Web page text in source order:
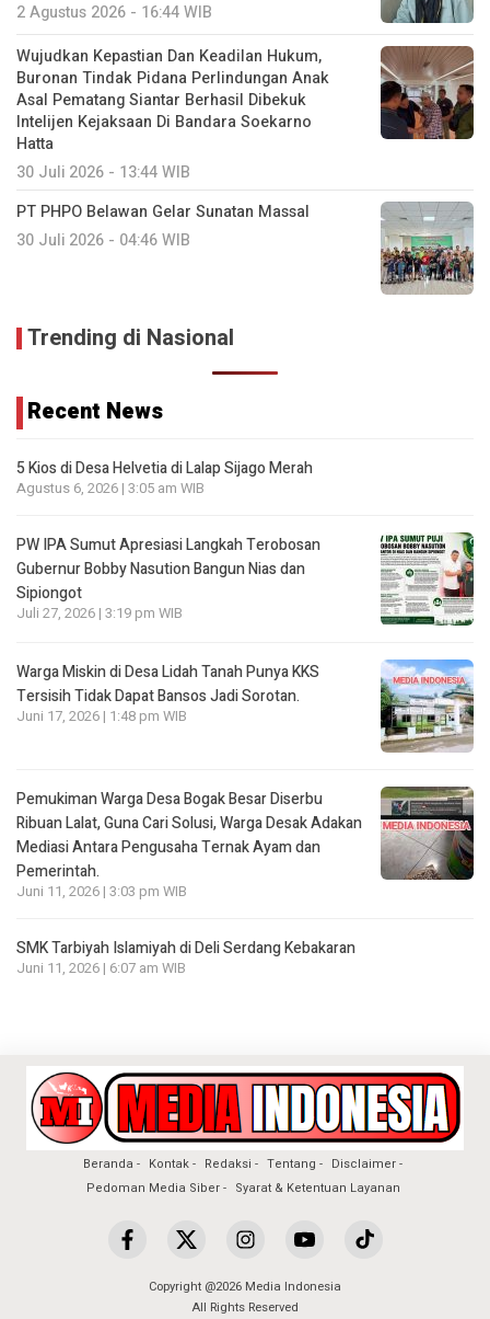
2 Agustus 2026 - 16:44 WIB
Wujudkan Kepastian Dan Keadilan Hukum,
Buronan Tindak Pidana Perlindungan Anak
Asal Pematang Siantar Berhasil Dibekuk
Intelijen Kejaksaan Di Bandara Soekarno
Hatta
30 Juli 2026 - 13:44 WIB
PT PHPO Belawan Gelar Sunatan Massal
30 Juli 2026 - 04:46 WIB
Trending di Nasional
Recent News
5 Kios di Desa Helvetia di Lalap Sijago Merah
Agustus 6, 2026 | 3:05 am WIB
PW IPA Sumut Apresiasi Langkah Terobosan
Gubernur Bobby Nasution Bangun Nias dan
Sipiongot
Juli 27, 2026 | 3:19 pm WIB
Warga Miskin di Desa Lidah Tanah Punya KKS
Tersisih Tidak Dapat Bansos Jadi Sorotan.
Juni 17, 2026 | 1:48 pm WIB
Pemukiman Warga Desa Bogak Besar Diserbu
Ribuan Lalat, Guna Cari Solusi, Warga Desak Adakan
Mediasi Antara Pengusaha Ternak Ayam dan
Pemerintah.
Juni 11, 2026 | 3:03 pm WIB
SMK Tarbiyah Islamiyah di Deli Serdang Kebakaran
Juni 11, 2026 | 6:07 am WIB
Beranda Kontak Redaksi Tentang
Disclaimer
Pedoman Media Siber
Syarat & Ketentuan Layanan
Copyright @2026 Media Indonesia
All Rights Reserved